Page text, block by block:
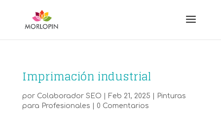
Imprimación industrial
por Colaborador SEO Feb 21, 2025
Pinturas
para Profesionales
0 Comentarios